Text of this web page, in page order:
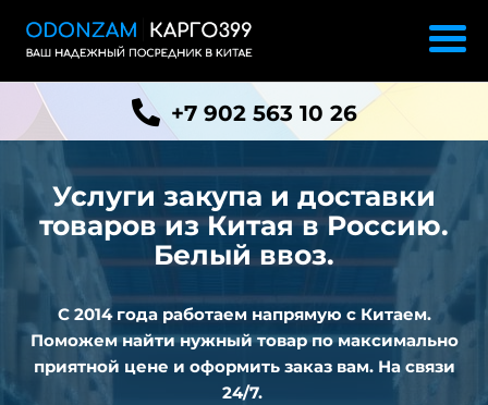
+7 902 563 10 26
Услуги закупа и доставки
товаров из Китая в Россию.
Белый ввоз.
С 2014 года работаем напрямую с Китаем.
Поможем найти нужный товар по максимально
приятной цене и оформить заказ вам. На связи
24/7.